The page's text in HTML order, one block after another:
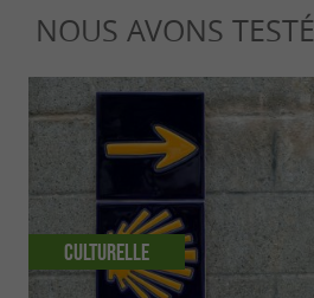
NOUS AVONS TESTÉ
Culturelle